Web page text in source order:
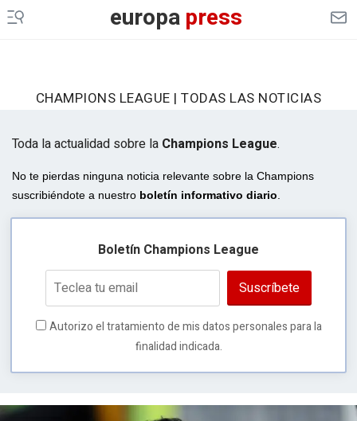
europapress
CHAMPIONS LEAGUE | TODAS LAS NOTICIAS
Toda la actualidad sobre la Champions League.
No te pierdas ninguna noticia relevante sobre la Champions
suscribiéndote a nuestro boletín informativo diario
Boletín Champions League
Suscríbete
Autorizo el tratamiento de mis datos personales para la
finalidad indicada.